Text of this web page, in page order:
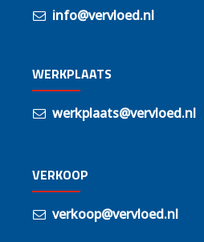
info@vervloed.nl
WERKPLAATS
werkplaats@vervloed.nl
VERKOOP
verkoop@vervloed.nl